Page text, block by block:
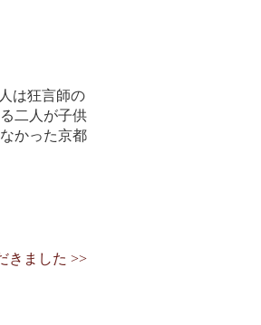
は狂言師の
二人が子供
かった京都
きました >>